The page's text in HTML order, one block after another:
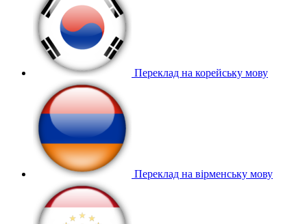
Переклад на корейську мову
Переклад на вірменську мову